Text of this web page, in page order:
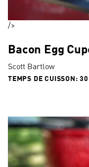
/>
Bacon Egg
Scott Bartlow
TEMPS DE CUISSON:30